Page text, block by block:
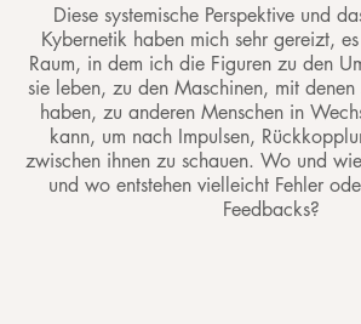
Diese systemische Perspektive und
Kybernetik haben mich sehr gereizt,
Raum, in dem ich die Figuren zu den
sie leben, zu den Maschinen, mit
haben, zu anderen Menschen in
kann, um nach Impulsen,
zwischen ihnen zu schauen. Wo und
und wo entstehen vielleicht Fehler
Feedbacks?